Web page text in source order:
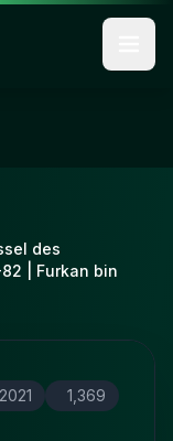
des
| Furkan bin
1,369